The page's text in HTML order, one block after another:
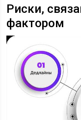
Риски,
фактором